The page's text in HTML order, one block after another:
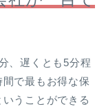
、遅くとも5分程
で最もお得な保
うことができる